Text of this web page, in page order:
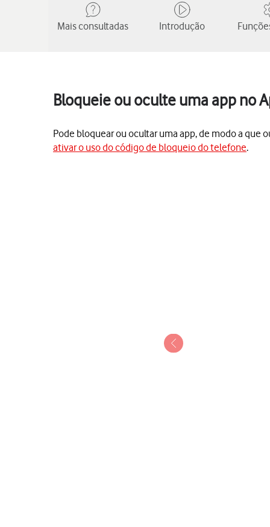
Mais consultadas Introdução
Bloqueie ou oculte uma app no
Pode bloquear ou ocultar uma app, de modo a que
ativar o uso do código de bloqueio do telefone.